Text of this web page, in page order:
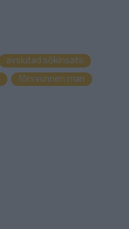
avslutad sökinsats
försvunnen man